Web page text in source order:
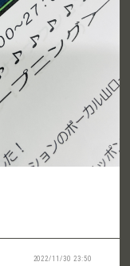
2022/11/30 23:50